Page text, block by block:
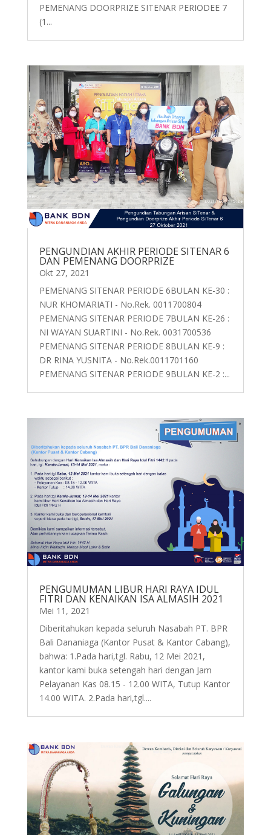
PEMENANG DOORPRIZE SITENAR PERIODEE 7
(1...
PENGUNDIAN AKHIR PERIODE SITENAR 6
DAN PEMENANG DOORPRIZE
Okt 27, 2021
PEMENANG SITENAR PERIODE 6BULAN KE-30 :
NUR KHOMARIATI - No.Rek. 0011700804
PEMENANG SITENAR PERIODE 7BULAN KE-26 :
NI WAYAN SUARTINI - No.Rek. 0031700536
PEMENANG SITENAR PERIODE 8BULAN KE-9 :
DR RINA YUSNITA - No.Rek.0011701160
PEMENANG SITENAR PERIODE 9BULAN KE-2 :...
PENGUMUMAN LIBUR HARI RAYA IDUL
FITRI DAN KENAIKAN ISA ALMASIH 2021
Mei 11, 2021
Diberitahukan kepada seluruh Nasabah PT. BPR
Bali Dananiaga (Kantor Pusat & Kantor Cabang),
bahwa: 1.Pada hari,tgl. Rabu, 12 Mei 2021,
kantor kami buka setengah hari dengan Jam
Pelayanan Kas 08.15 - 12.00 WITA, Tutup Kantor
14.00 WITA. 2.Pada hari,tgl....